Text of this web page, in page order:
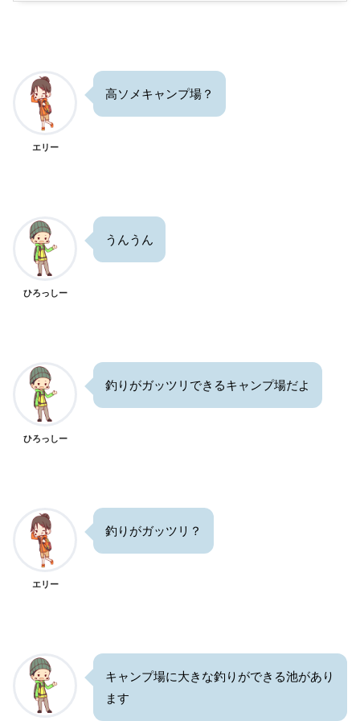
エリー
高ソメキャンプ場？
ひろっしー
うんうん
ひろっしー
釣りがガッツリできるキャンプ場だよ
エリー
釣りがガッツリ？
キャンプ場に大きな釣りができる池があり
ます